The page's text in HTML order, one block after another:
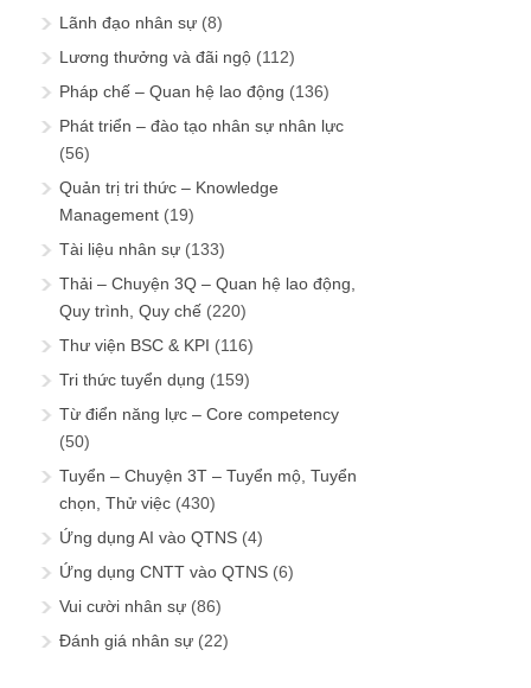
Lãnh đạo nhân sự (8)
Lương thưởng và đãi ngộ (112)
Pháp chế – Quan hệ lao động (136)
Phát triển – đào tạo nhân sự nhân lực
(56)
Quản trị tri thức – Knowledge
Management (19)
Tài liệu nhân sự (133)
Thải – Chuyện 3Q – Quan hệ lao động,
Quy trình, Quy chế (220)
Thư viện BSC & KPI (116)
Tri thức tuyển dụng (159)
Từ điển năng lực – Core competency
(50)
Tuyển – Chuyện 3T – Tuyển mộ, Tuyển
chọn, Thử việc (430)
Ứng dụng AI vào QTNS (4)
Ứng dụng CNTT vào QTNS (6)
Vui cười nhân sự (86)
Đánh giá nhân sự (22)